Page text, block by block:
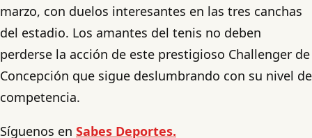
marzo, con duelos interesantes en las tres canchas
del estadio. Los amantes del tenis no deben
perderse la acción de este prestigioso Challenger de
Concepción que sigue deslumbrando con su nivel de
competencia.
Síguenos en Sabes Deportes.